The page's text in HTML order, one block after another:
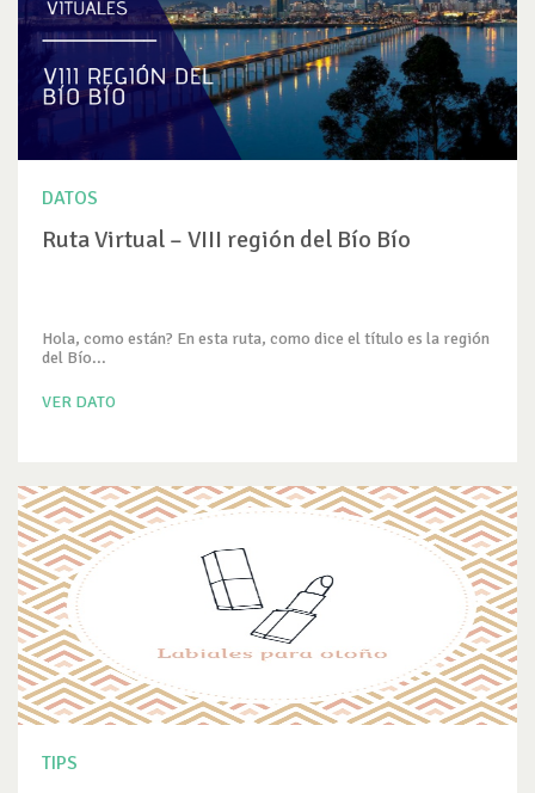
DATOS
Ruta Virtual – VIII región del Bío Bío
Hola, como están? En esta ruta, como dice el título es la región
del Bío...
VER DATO
TIPS